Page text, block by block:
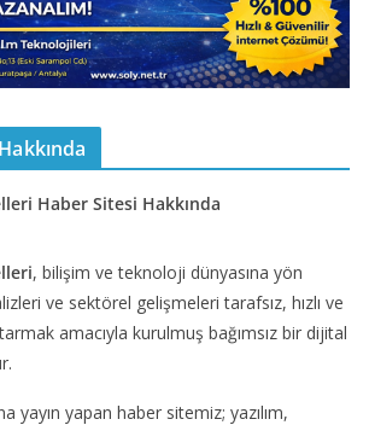
Haber Sitesi Hakkında
, bilişim ve teknoloji dünyasına yön
ve sektörel gelişmeleri tarafsız, hızlı ve
amacıyla kurulmuş bağımsız bir dijital
yayın yapan haber sitemiz; yazılım,